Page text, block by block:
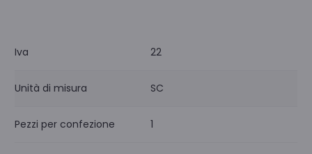
Iva 22
Unità di misura SC
Pezzi per confezione 1